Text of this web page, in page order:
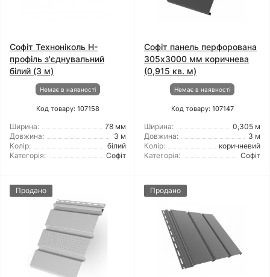
Софіт Техноніколь H-
профіль з'єднувальний
білий (3 м)
Немає в наявності
Код товару: 107158
Ширина:
78 мм
Довжина:
3 м
Колір:
білий
Категорія:
Софіт
Софіт панель перфорована
305х3000 мм коричнева
(0,915 кв. м)
Немає в наявності
Код товару: 107147
Ширина:
0,305 м
Довжина:
3 м
Колір:
коричневий
Категорія:
Софіт
Продано Продано